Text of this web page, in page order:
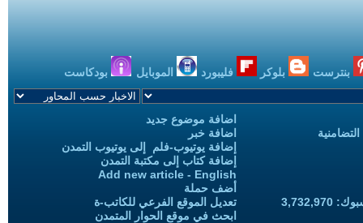
بنترست بلوكر فليبورد الموبايل بودكاست
اضافة موضوع جديد
اضافة خبر
إضافة يوتيوب-فلم إلى يوتيوب التمدن
إضافة كتاب إلى مكتبة التمدن
Add new article - English
أضف حملة
تعديل الموقع الفرعي للكاتب-ة
ابحث في موقع الحوار المتمدن